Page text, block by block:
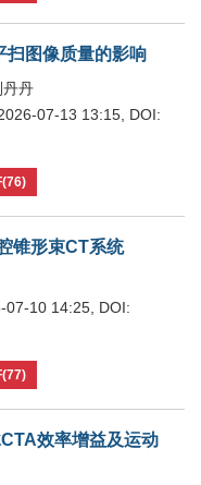
扫图像质量的影响
丹丹
07-13 13:15 DOI:
(76)
锥形束CT系统
07-10 14:25 DOI:
(77)
效率增益及运动